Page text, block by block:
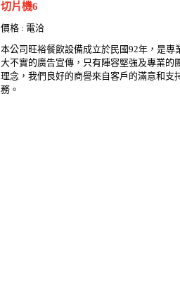
切片機6
價格 : 電洽
本公司旺裕餐飲設備成立於民國92年，是
大不實的廣告宣傳，只有陣容堅強及專業的
理念，我們良好的商譽來自客戶的滿意和支
務。